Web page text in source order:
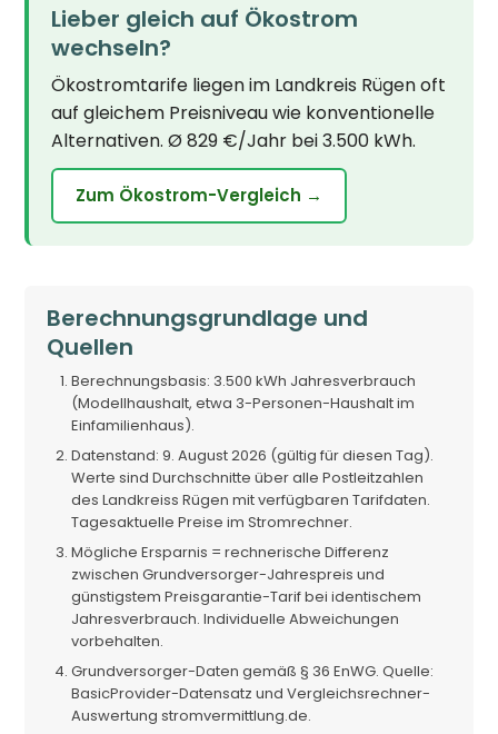
Lieber gleich auf Ökostrom
wechseln?
Ökostromtarife liegen im Landkreis Rügen oft
auf gleichem Preisniveau wie konventionelle
Alternativen. Ø 829 €/Jahr bei 3.500 kWh.
Zum Ökostrom-Vergleich →
Berechnungsgrundlage und
Quellen
Berechnungsbasis: 3.500 kWh Jahresverbrauch
(Modellhaushalt, etwa 3-Personen-Haushalt im
Einfamilienhaus).
Datenstand: 9. August 2026 (gültig für diesen Tag).
Werte sind Durchschnitte über alle Postleitzahlen
des Landkreiss Rügen mit verfügbaren Tarifdaten.
Tagesaktuelle Preise im Stromrechner.
Mögliche Ersparnis = rechnerische Differenz
zwischen Grundversorger-Jahrespreis und
günstigstem Preisgarantie-Tarif bei identischem
Jahresverbrauch. Individuelle Abweichungen
vorbehalten.
Grundversorger-Daten gemäß § 36 EnWG. Quelle:
BasicProvider-Datensatz und Vergleichsrechner-
Auswertung stromvermittlung.de.